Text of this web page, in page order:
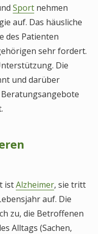
Sport nehmen
auf. Das häusliche
des Patienten
sehr fordert.
Die
und darüber
istAlzheimer, sie tritt
auf. Die
zu, die Betroffenen
Alltags (Sachen,